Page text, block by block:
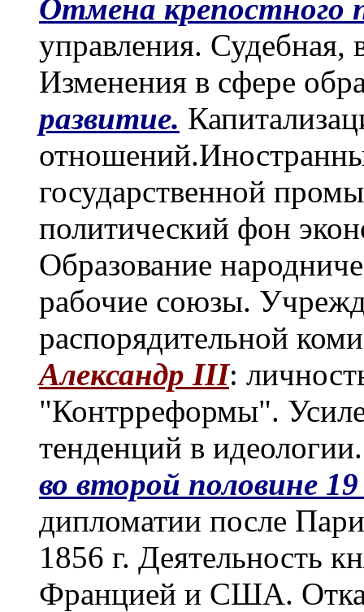
Отмена крепостного
управления. Судебная,
Изменения в сфере
развитие.
государственной
политический фон
Образование
рабочие союзы.
распорядительной
Александр III:
"Контрреформы".
тенденций в
во второй половине 19
дипломатии после
1856 г. Деятельность
Францией и США.